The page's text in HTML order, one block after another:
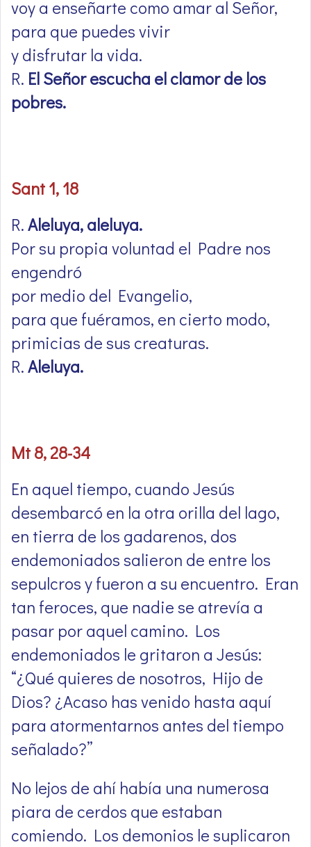
voy a enseñarte como amar al Señor,
para que puedes vivir
y disfrutar la vida.
R. El Señor escucha el clamor de los
pobres.
Sant 1, 18
R.Aleluya, aleluya.
Por su propia voluntad el Padre nos
engendró
por medio del Evangelio,
para que fuéramos, en cierto modo,
primicias de sus creaturas.
R.Aleluya.
Mt 8, 28-34
En aquel tiempo, cuando Jesús
desembarcó en la otra orilla del lago,
en tierra de los gadarenos, dos
endemoniados salieron de entre los
sepulcros y fueron a su encuentro. Eran
tan feroces, que nadie se atrevía a
pasar por aquel camino. Los
endemoniados le gritaron a Jesús:
“¿Qué quieres de nosotros, Hijo de
Dios? ¿Acaso has venido hasta aquí
para atormentarnos antes del tiempo
señalado?”
No lejos de ahí había una numerosa
piara de cerdos que estaban
comiendo. Los demonios le suplicaron